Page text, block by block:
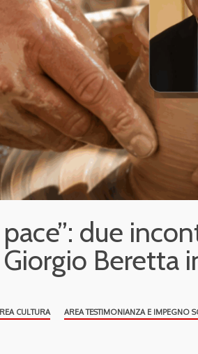
due
Beretta
CULTURA AREA TESTIMONIANZA E IMPEGNO